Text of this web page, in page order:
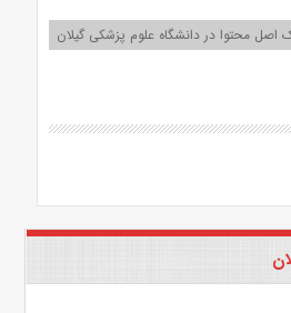
اصل محتوا در دانشگاه علوم پزشکی گیلان